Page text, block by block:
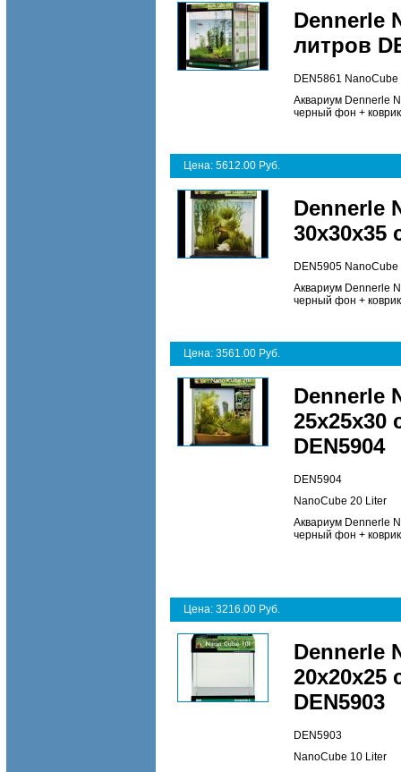
Dennerle
литров
DEN5861 NanoCube
Аквариум Dennerle
черный фон +
Цена: 5612.00 Руб.
Dennerle
30х30х35
DEN5905 NanoCube
Аквариум Dennerle
черный фон +
Цена: 3561.00 Руб.
Dennerle
DEN5904
DEN5904
NanoCube 20 Liter
Аквариум Dennerle
черный фон +
Цена: 3216.00 Руб.
Dennerle
DEN5903
DEN5903
NanoCube 10 Liter